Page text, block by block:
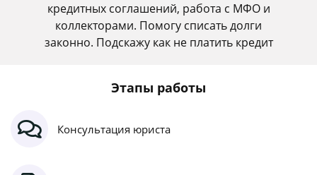
кредитных соглашений, работа с МФО и
коллекторами. Помогу списать долги
законно. Подскажу как не платить кредит
Этапы работы
Консультация юриста